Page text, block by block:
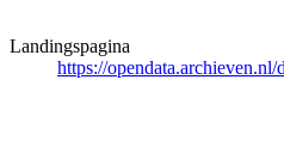
Landingspagina
https://